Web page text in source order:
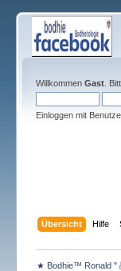
Willkommen Gast.
Einloggen mit
Übersicht Hilfe
★ Bodhie™ Ronald